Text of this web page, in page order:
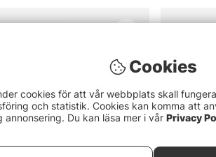
Cookies
cookies för att vår webbplats skall
och statistik. Cookies kan komma att
annonsering. Du kan läsa mer i vår Privacy